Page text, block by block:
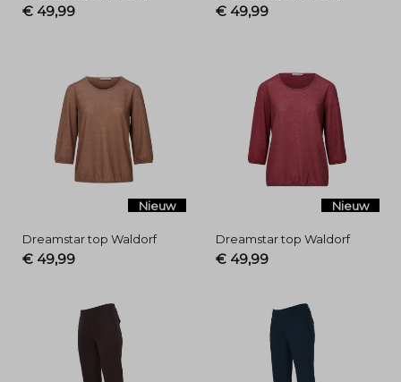
€ 49,99 € 49,99
Nieuw
Dreamstar top Waldorf
€ 49,99
Nieuw
Dreamstar top Waldorf
€ 49,99